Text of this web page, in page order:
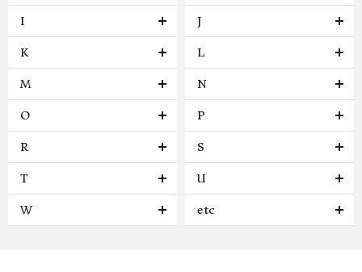
I J
K L
M N
O P
R S
T U
W etc